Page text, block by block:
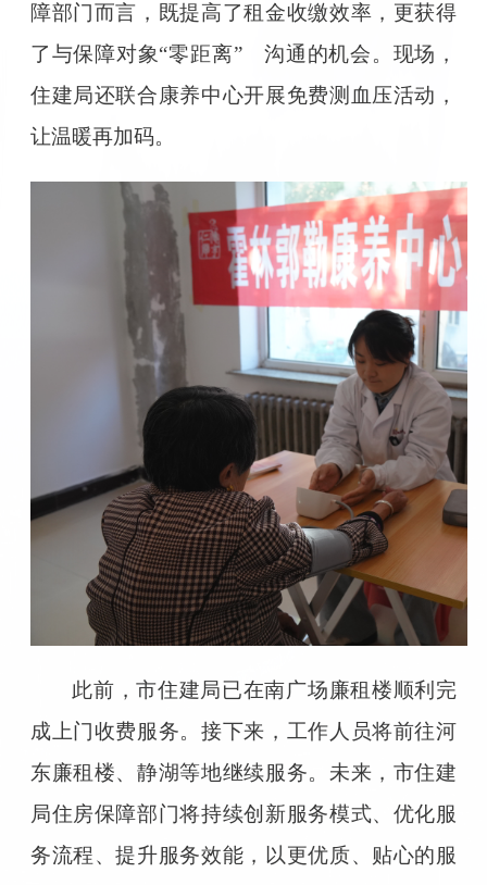
障部门而言，既提高了租金收缴效率，更获得
了与保障对象“零距离” 沟通的机会。现场，
住建局还联合康养中心开展免费测血压活动，
让温暖再加码。
此前，市住建局已在南广场廉租楼顺利完
成上门收费服务。接下来，工作人员将前往河
东廉租楼、静湖等地继续服务。未来，市住建
局住房保障部门将持续创新服务模式、优化服
务流程、提升服务效能，以更优质、贴心的服